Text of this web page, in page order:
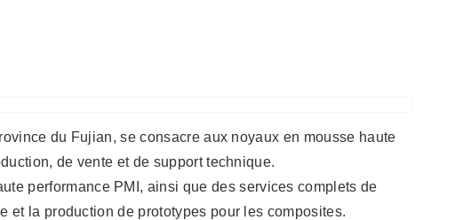
du Fujian, se consacre aux noyaux en mousse haute
de vente et de support technique.
performance PMI, ainsi que des services complets de
et la production de prototypes pour les composites.